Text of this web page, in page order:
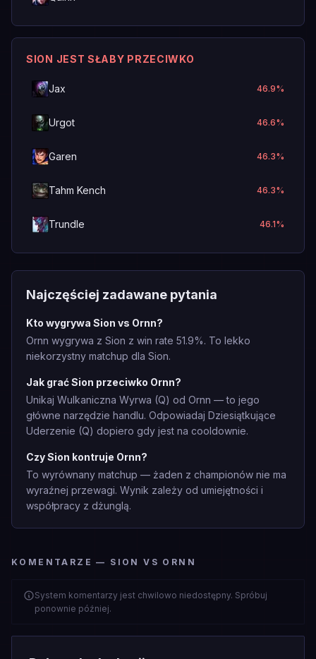
SION JEST SŁABY PRZECIWKO
Jax 46.9%
Urgot 46.6%
Garen 46.3%
Tahm Kench 46.3%
Trundle 46.1%
Najczęściej zadawane pytania
Kto wygrywa Sion vs Ornn?
Ornn wygrywa z Sion z win rate 51.9%. To lekko
niekorzystny matchup dla Sion.
Jak grać Sion przeciwko Ornn?
Unikaj Wulkaniczna Wyrwa (Q) od Ornn — to jego
główne narzędzie handlu. Odpowiadaj Dziesiątkujące
Uderzenie (Q) dopiero gdy jest na cooldownie.
Czy Sion kontruje Ornn?
To wyrównany matchup — żaden z championów nie ma
wyraźnej przewagi. Wynik zależy od umiejętności i
współpracy z dżunglą.
KOMENTARZE — SION VS ORNN
System komentarzy jest chwilowo niedostępny. Spróbuj
ponownie później.